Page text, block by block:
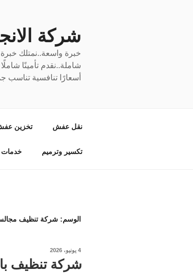
شركة
خبرة واسعة..نمتلك
شاملة..نقدم تأمينًا
أسعارًا تنافسية تناسب
نقل عفش تخزين
تكسير وترميم خدمات
الوسم: شركة تنظيف
نُشر
4 يونيو، 2026